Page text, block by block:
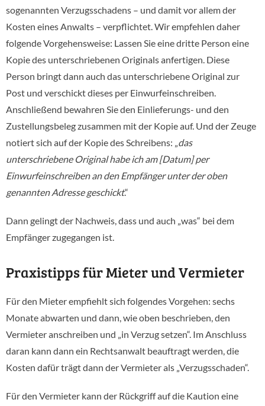
sogenannten Verzugsschadens – und damit vor allem der
Kosten eines Anwalts – verpflichtet. Wir empfehlen daher
folgende Vorgehensweise: Lassen Sie eine dritte Person eine
Kopie des unterschriebenen Originals anfertigen. Diese
Person bringt dann auch das unterschriebene Original zur
Post und verschickt dieses per Einwurfeinschreiben.
Anschließend bewahren Sie den Einlieferungs- und den
Zustellungsbeleg zusammen mit der Kopie auf. Und der Zeuge
notiert sich auf der Kopie des Schreibens: „das
unterschriebene Original habe ich am [Datum] per
Einwurfeinschreiben an den Empfänger unter der oben
genannten Adresse geschickt.“
Dann gelingt der Nachweis, dass und auch „was“ bei dem
Empfänger zugegangen ist.
Praxistipps für Mieter und Vermieter
Für den Mieter empfiehlt sich folgendes Vorgehen: sechs
Monate abwarten und dann, wie oben beschrieben, den
Vermieter anschreiben und „in Verzug setzen“. Im Anschluss
daran kann dann ein Rechtsanwalt beauftragt werden, die
Kosten dafür trägt dann der Vermieter als „Verzugsschaden“.
Für den Vermieter kann der Rückgriff auf die Kaution eine